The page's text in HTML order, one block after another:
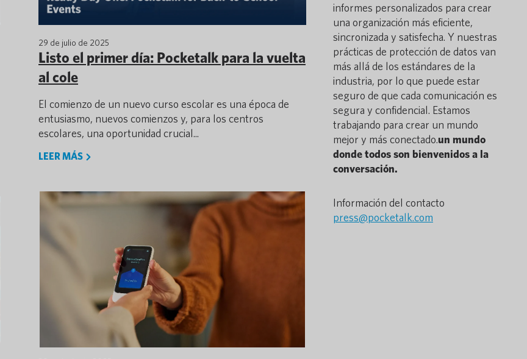
29 de julio de 2025
Listo el primer día: Pocketalk para la vuelta
al cole
El comienzo de un nuevo curso escolar es una época de
entusiasmo, nuevos comienzos y, para los centros
escolares, una oportunidad crucial...
LEER MÁS
informes personalizados para crear
una organización más eficiente,
sincronizada y satisfecha. Y nuestras
prácticas de protección de datos van
más allá de los estándares de la
industria, por lo que puede estar
seguro de que cada comunicación es
segura y confidencial. Estamos
trabajando para crear un mundo
mejor y más conectado.un mundo
donde todos son bienvenidos a la
conversación.
Información del contacto
press@pocketalk.com